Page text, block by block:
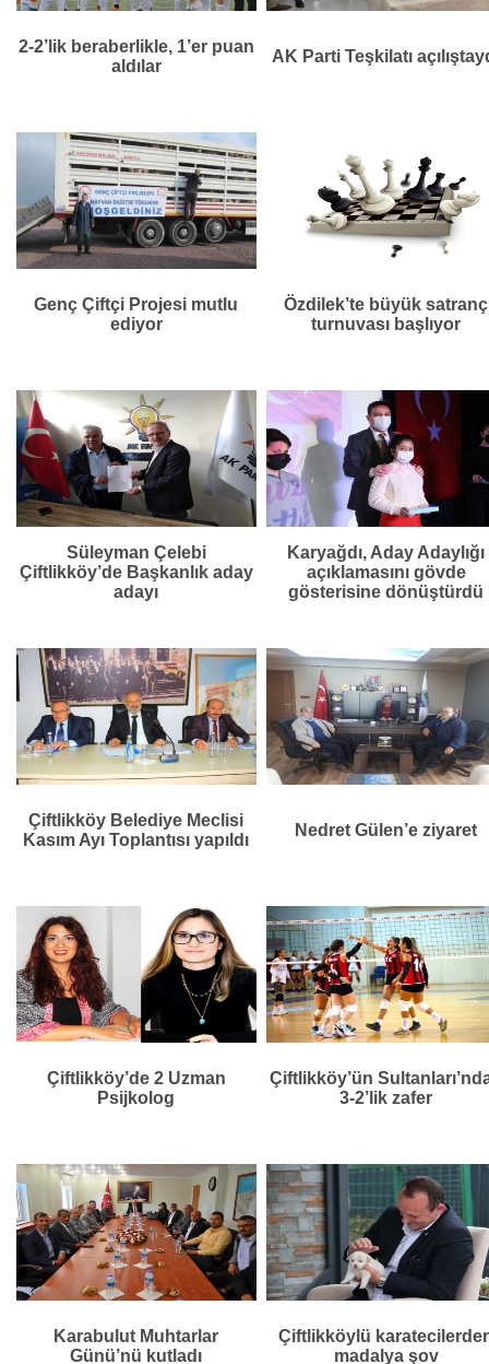
2-2’lik beraberlikle, 1’er puan
aldılar
AK Parti Teşkilatı
Genç Çiftçi Projesi mutlu
ediyor
Özdilek’te büyük satranç
turnuvası başlıyor
Süleyman Çelebi
Çiftlikköy’de Başkanlık aday
adayı
Karyağdı, Aday Adaylığı
açıklamasını gövde
gösterisine dönüştürdü
Çiftlikköy Belediye Meclisi
Kasım Ayı Toplantısı yapıldı
Nedret Gülen’e ziyaret
Çiftlikköy’de 2 Uzman
Psijkolog
Çiftlikköy’ün
3-2’lik zafer
Karabulut Muhtarlar
Günü’nü kutladı
Çiftlikköylü
madalya şov